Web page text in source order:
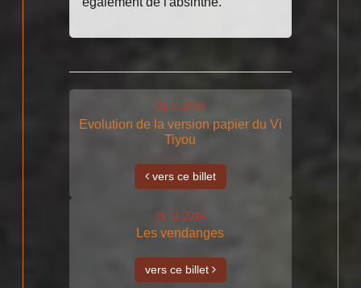
03-11-2014
Evolution de la version papier du Vi
Tiyou
vers ce billet
01-11-2014
Les vendanges
vers ce billet